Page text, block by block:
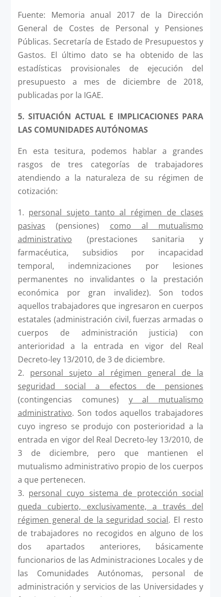
Fuente: Memoria anual 2017 de la Dirección
General de Costes de Personal y Pensiones
Públicas. Secretaría de Estado de Presupuestos y
Gastos. El último dato se ha obtenido de las
estadísticas provisionales de ejecución del
presupuesto a mes de diciembre de 2018,
publicadas por la IGAE.
5. SITUACIÓN ACTUAL E IMPLICACIONES PARA
LAS COMUNIDADES AUTÓNOMAS
En esta tesitura, podemos hablar a grandes
rasgos de tres categorías de trabajadores
atendiendo a la naturaleza de su régimen de
cotización:
1. personal sujeto tanto al régimen de clases
pasivas (pensiones) como al mutualismo
administrativo (prestaciones sanitaria y
farmacéutica, subsidios por incapacidad
temporal, indemnizaciones por lesiones
permanentes no invalidantes o la prestación
económica por gran invalidez). Son todos
aquellos trabajadores que ingresaron en cuerpos
estatales (administración civil, fuerzas armadas o
cuerpos de administración justicia) con
anterioridad a la entrada en vigor del Real
Decreto-ley 13/2010, de 3 de diciembre.
2. personal sujeto al régimen general de la
seguridad social a efectos de pensiones
(contingencias comunes) y al mutualismo
administrativo. Son todos aquellos trabajadores
cuyo ingreso se produjo con posterioridad a la
entrada en vigor del Real Decreto-ley 13/2010, de
3 de diciembre, pero que mantienen el
mutualismo administrativo propio de los cuerpos
a que pertenecen.
3. personal cuyo sistema de protección social
queda cubierto, exclusivamente, a través del
régimen general de la seguridad social. El resto
de trabajadores no recogidos en alguno de los
dos apartados anteriores, básicamente
funcionarios de las Administraciones Locales y de
las Comunidades Autónomas, personal de
administración y servicios de las Universidades y